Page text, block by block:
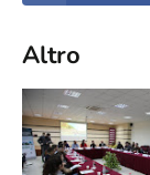
Altro